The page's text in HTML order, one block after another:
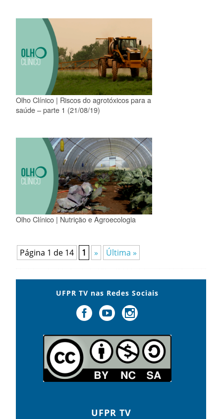
Olho Clínico | Riscos do agrotóxicos para a
saúde – parte 1 (21/08/19)
Olho Clínico | Nutrição e Agroecologia
Página 1 de 14 1 » Última »
UFPR TV nas Redes Sociais
UFPR TV